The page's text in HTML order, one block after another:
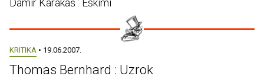
KRITIKA • 19.06.2007.
Thomas Bernhard : Uzrok